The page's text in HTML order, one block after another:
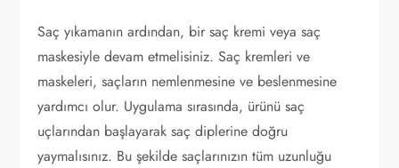
Saç yıkamanın ardından, bir saç kremi veya saç
maskesiyle devam etmelisiniz. Saç kremleri ve
maskeleri, saçların nemlenmesine ve beslenmesine
yardımcı olur. Uygulama sırasında, ürünü saç
uçlarından başlayarak saç diplerine doğru
yaymalısınız. Bu şekilde saçlarınızın tüm uzunluğu